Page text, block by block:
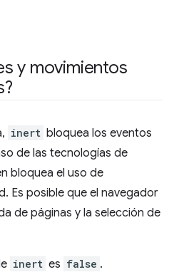
y movimientos
inert bloquea los eventos
de las tecnologías de
bloquea el uso de
Es posible que el navegador
de páginas y la selección de
inert es false .